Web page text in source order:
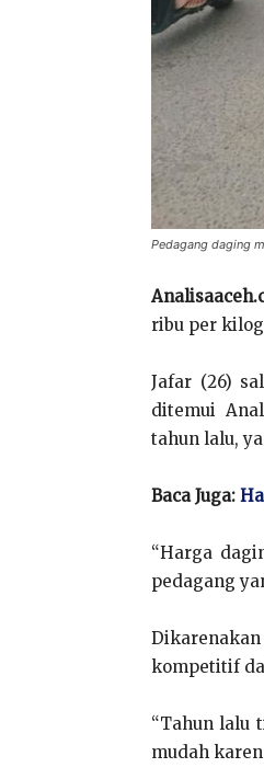
Pedagang daging
ribu per
Jafar (26)
ditemui
tahun lalu,
Baca Juga:
“Harga
pedagang
kompetitif
“Tahun lalu
mudah